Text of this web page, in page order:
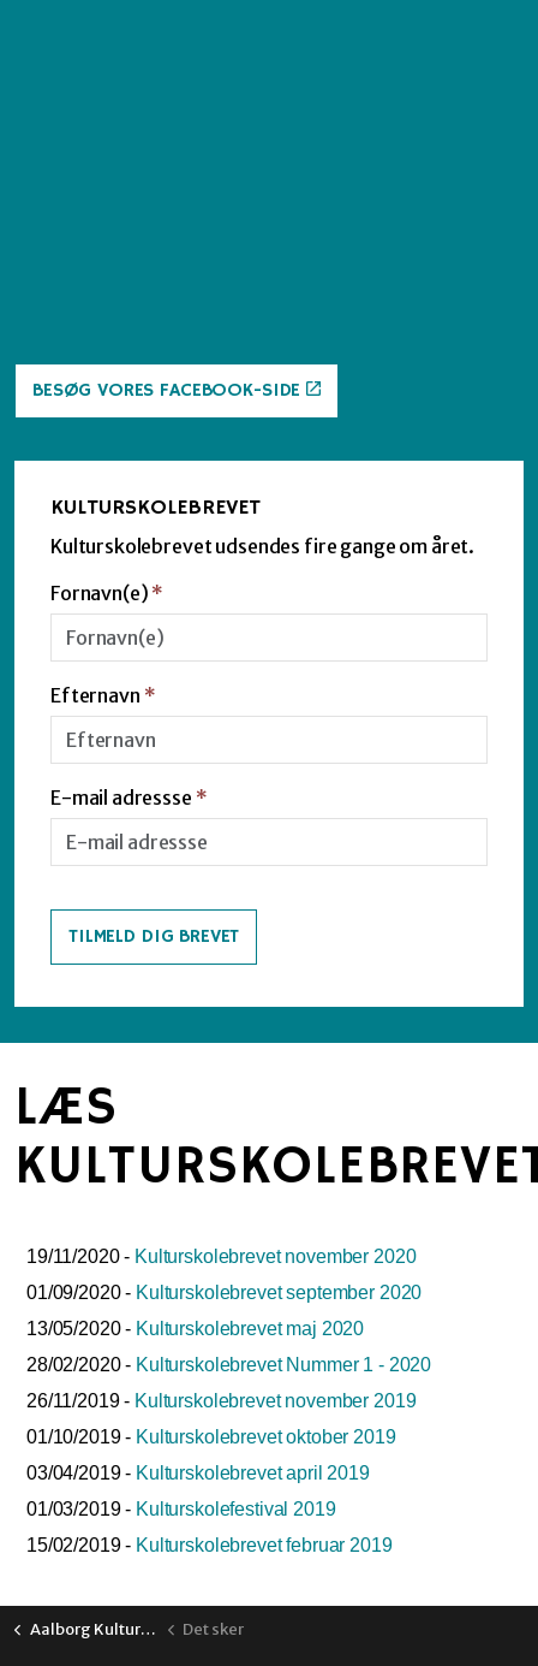
BESØG VORES FACEBOOK-SIDE
KULTURSKOLEBREVET
Kulturskolebrevet udsendes fire gange om året.
Fornavn(e) *
Efternavn *
E-mail adressse *
TILMELD DIG BREVET
LÆS
19/11/2020 - Kulturskolebrevet november 2020
01/09/2020 - Kulturskolebrevet september 2020
13/05/2020 - Kulturskolebrevet maj 2020
28/02/2020 - Kulturskolebrevet Nummer 1 - 2020
26/11/2019 - Kulturskolebrevet november 2019
01/10/2019 - Kulturskolebrevet oktober 2019
03/04/2019 - Kulturskolebrevet april 2019
01/03/2019 - Kulturskolefestival 2019
15/02/2019 - Kulturskolebrevet februar 2019
Aalborg Kulturskole Det sker